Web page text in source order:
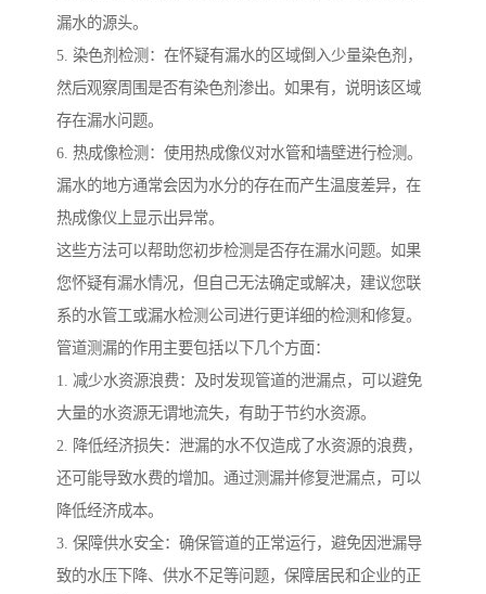
漏水的源头。
5. 染色剂检测：在怀疑有漏水的区域倒入少量染色剂，
然后观察周围是否有染色剂渗出。如果有，说明该区域
存在漏水问题。
6. 热成像检测：使用热成像仪对水管和墙壁进行检测。
漏水的地方通常会因为水分的存在而产生温度差异，在
热成像仪上显示出异常。
这些方法可以帮助您初步检测是否存在漏水问题。如果
您怀疑有漏水情况，但自己无法确定或解决，建议您联
系的水管工或漏水检测公司进行更详细的检测和修复。
管道测漏的作用主要包括以下几个方面：
1. 减少水资源浪费：及时发现管道的泄漏点，可以避免
大量的水资源无谓地流失，有助于节约水资源。
2. 降低经济损失：泄漏的水不仅造成了水资源的浪费，
还可能导致水费的增加。通过测漏并修复泄漏点，可以
降低经济成本。
3. 保障供水安全：确保管道的正常运行，避免因泄漏导
致的水压下降、供水不足等问题，保障居民和企业的正